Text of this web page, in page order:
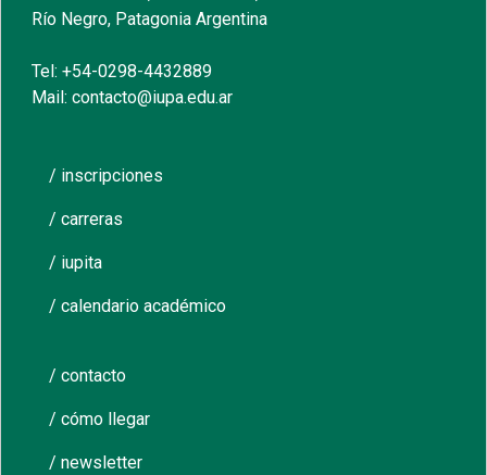
Río Negro, Patagonia Argentina
Tel: +54-0298-4432889
Mail: contacto@iupa.edu.ar
/ inscripciones
/ carreras
/ iupita
/ calendario académico
/ contacto
/ cómo llegar
/ newsletter